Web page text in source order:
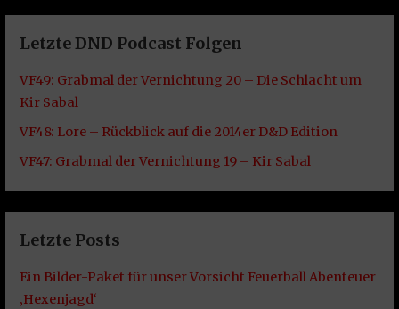
Letzte DND Podcast Folgen
VF49: Grabmal der Vernichtung 20 – Die Schlacht um
Kir Sabal
VF48: Lore – Rückblick auf die 2014er D&D Edition
VF47: Grabmal der Vernichtung 19 – Kir Sabal
Letzte Posts
Ein Bilder-Paket für unser Vorsicht Feuerball Abenteuer
‚Hexenjagd‘